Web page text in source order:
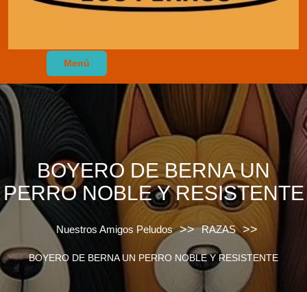
Menú
BOYERO DE BERNA UN
PERRO NOBLE Y RESISTENTE
Nuestros Amigos Peludos >> RAZAS >>
BOYERO DE BERNA UN PERRO NOBLE Y RESISTENTE